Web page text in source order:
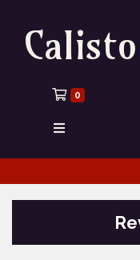
0 Carrito